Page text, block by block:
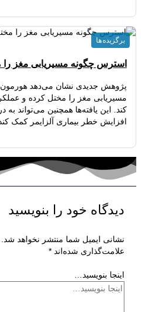
استرس چگونه مسیریابی مغز
پژوهش جدیدی نشان می‌دهد هورمون
مسیریابی مغز را مختل کرده و
کند. این یافته‌ها همچنین می‌تواند
افزایش خطر بیماری آلزایمر کمک کند.
برگزیده ها
دیدگاه‌ خود را بنویسید
نشانی ایمیل شما منتشر نخواهد شد.
علامت‌گذاری شده‌اند *
اینجا بنویسید…